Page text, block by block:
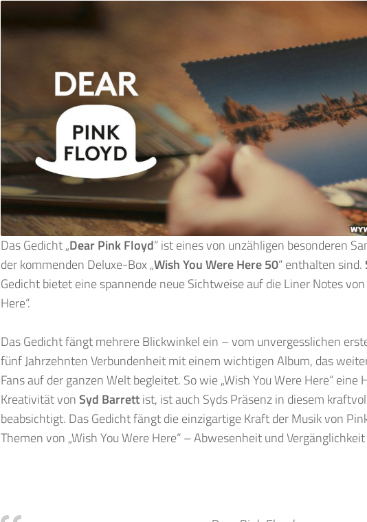
Das Gedicht „Dear Pink Floyd“ ist eines von unzähligen besonderen
der kommenden Deluxe-Box „Wish You Were Here 50“ enthalten sind.
Gedicht bietet eine spannende neue Sichtweise auf die Liner Notes von
Here“.
Das Gedicht fängt mehrere Blickwinkel ein – vom unvergesslichen
fünf Jahrzehnten Verbundenheit mit einem wichtigen Album, das
Fans auf der ganzen Welt begleitet. So wie „Wish You Were Here“ eine
Kreativität vonSyd Barrettist, ist auch Syds Präsenz in diesem
beabsichtigt. Das Gedicht fängt die einzigartige Kraft der Musik von
Themen von „Wish You Were Here“ – Abwesenheit und